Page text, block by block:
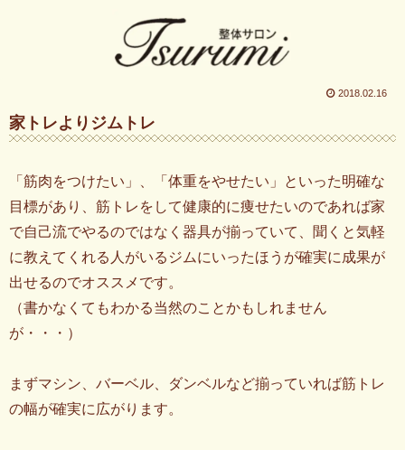
2018.02.16
家トレよりジムトレ
「筋肉をつけたい」、「体重をやせたい」といった明確な
目標があり、筋トレをして健康的に痩せたいのであれば家
で自己流でやるのではなく器具が揃っていて、聞くと気軽
に教えてくれる人がいるジムにいったほうが確実に成果が
出せるのでオススメです。
（書かなくてもわかる当然のことかもしれません
が・・・）
まずマシン、バーベル、ダンベルなど揃っていれば筋トレ
の幅が確実に広がります。